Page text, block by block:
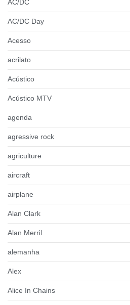
AC/DC
AC/DC Day
Acesso
acrilato
Acústico
Acústico MTV
agenda
agressive rock
agriculture
aircraft
airplane
Alan Clark
Alan Merril
alemanha
Alex
Alice In Chains